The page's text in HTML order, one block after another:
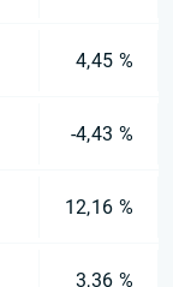
4,45 %
-4,43 %
12,16 %
3,36 %